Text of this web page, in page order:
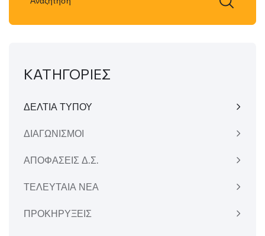
ΚΑΤΗΓΟΡΙΕΣ
ΔΕΛΤΙΑ ΤΥΠΟΥ
ΔΙΑΓΩΝΙΣΜΟΙ
ΑΠΟΦΑΣΕΙΣ Δ.Σ.
ΤΕΛΕΥΤΑΙΑ ΝΕΑ
ΠΡΟΚΗΡΥΞΕΙΣ